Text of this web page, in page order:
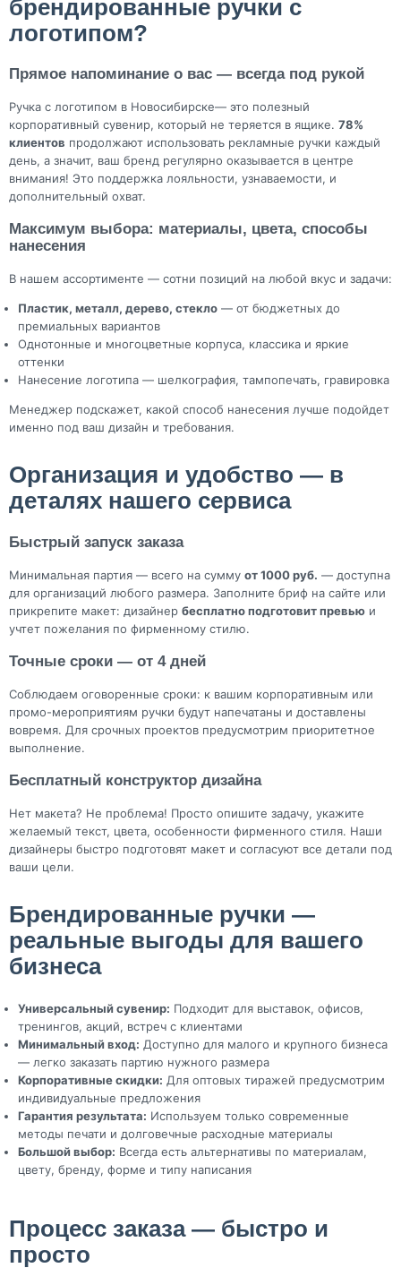
брендированные ручки с
логотипом?
Прямое напоминание о вас — всегда под рукой
Ручка с логотипом в Новосибирске— это полезный
корпоративный сувенир, который не теряется в ящике. 78%
клиентов продолжают использовать рекламные ручки каждый
день, а значит, ваш бренд регулярно оказывается в центре
внимания! Это поддержка лояльности, узнаваемости, и
дополнительный охват.
Максимум выбора: материалы, цвета, способы
нанесения
В нашем ассортименте — сотни позиций на любой вкус и задачи:
Пластик, металл, дерево, стекло — от бюджетных до
премиальных вариантов
Однотонные и многоцветные корпуса, классика и яркие
оттенки
Нанесение логотипа — шелкография, тампопечать, гравировка
Менеджер подскажет, какой способ нанесения лучше подойдет
именно под ваш дизайн и требования.
Организация и удобство — в
деталях нашего сервиса
Быстрый запуск заказа
Минимальная партия — всего на сумму от 1000 руб. — доступна
для организаций любого размера. Заполните бриф на сайте или
прикрепите макет: дизайнер бесплатно подготовит превью и
учтет пожелания по фирменному стилю.
Точные сроки — от 4 дней
Соблюдаем оговоренные сроки: к вашим корпоративным или
промо-мероприятиям ручки будут напечатаны и доставлены
вовремя. Для срочных проектов предусмотрим приоритетное
выполнение.
Бесплатный конструктор дизайна
Нет макета? Не проблема! Просто опишите задачу, укажите
желаемый текст, цвета, особенности фирменного стиля. Наши
дизайнеры быстро подготовят макет и согласуют все детали под
ваши цели.
Брендированные ручки —
реальные выгоды для вашего
бизнеса
Универсальный сувенир: Подходит для выставок, офисов,
тренингов, акций, встреч с клиентами
Минимальный вход: Доступно для малого и крупного бизнеса
— легко заказать партию нужного размера
Корпоративные скидки: Для оптовых тиражей предусмотрим
индивидуальные предложения
Гарантия результата: Используем только современные
методы печати и долговечные расходные материалы
Большой выбор: Всегда есть альтернативы по материалам,
цвету, бренду, форме и типу написания
Процесс заказа — быстро и
просто